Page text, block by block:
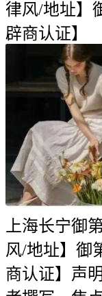
律风/地址】
辟商认证】
上海长宁御
风/地址】御
商认证】声